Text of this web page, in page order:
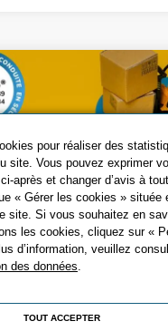
sur le
le CACES® ?
CACES®, leurs
pour réaliser des
site. Vous pouvez exprimer
après et changer d’avis à
« Gérer les cookies » située
site. Si vous souhaitez en
les cookies, cliquez sur «
d’information, veuillez
des données.
TOUT ACCEPTER